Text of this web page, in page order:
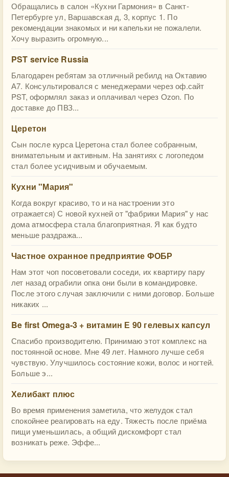
Обращались в салон «Кухни Гармония» в Санкт-
Петербурге ул, Варшавская д, 3, корпус 1. По
рекомендации знакомых и ни капельки не пожалели.
Хочу выразить огромную...
PST service Russia
Благодарен ребятам за отличный ребилд на Октавию
А7. Консультировался с менеджерами через оф.сайт
PST, оформлял заказ и оплачивал через Ozon. По
доставке до ПВЗ...
Церетон
Сын после курса Церетона стал более собранным,
внимательным и активным. На занятиях с логопедом
стал более усидчивым и обучаемым.
Кухни "Мария"
Когда вокруг красиво, то и на настроении это
отражается) С новой кухней от "фабрики Мария" у нас
дома атмосфера стала благоприятная. Я как будто
меньше раздража...
Частное охранное предприятие ФОБР
Нам этот чоп посоветовали соседи, их квартиру пару
лет назад ограбили опка они были в командировке.
После этого случая заключили с ними договор. Больше
никаких ...
Be first Omega-3 + витамин Е 90 гелевых капсул
Спасибо производителю. Принимаю этот комплекс на
постоянной основе. Мне 49 лет. Намного лучше себя
чувствую. Улучшилось состояние кожи, волос и ногтей.
Больше э...
Хелибакт плюс
Во время применения заметила, что желудок стал
спокойнее реагировать на еду. Тяжесть после приёма
пищи уменьшилась, а общий дискомфорт стал
возникать реже. Эффе...